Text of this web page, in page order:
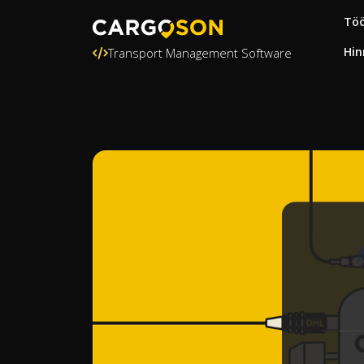
Transport Management Software